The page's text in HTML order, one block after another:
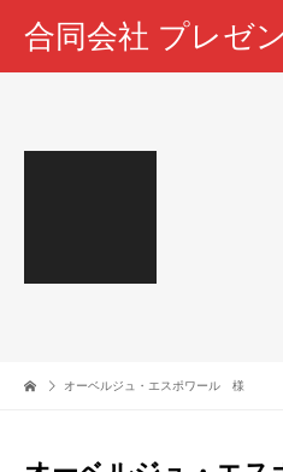
合同会社 プレゼ
オーベルジュ・エスポワール 様